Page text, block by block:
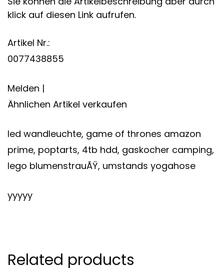
klick auf diesen Link aufrufen.
Artikel Nr.:
0077438855
Melden |
Ähnlichen Artikel verkaufen
led wandleuchte, game of thrones amazon
prime, poptarts, 4tb hdd, gaskocher camping,
lego blumenstrauÃŸ, umstands yogahose
yyyyy
Related products